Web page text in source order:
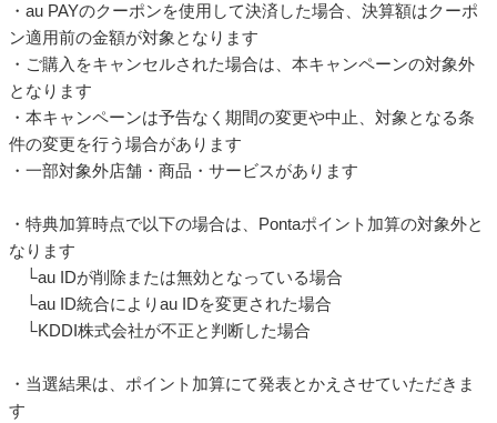
・au PAYのクーポンを使用して決済した場合、決算額はクーポ
ン適用前の金額が対象となります
・ご購入をキャンセルされた場合は、本キャンペーンの対象外
となります
・本キャンペーンは予告なく期間の変更や中止、対象となる条
件の変更を行う場合があります
・一部対象外店舗・商品・サービスがあります
・特典加算時点で以下の場合は、Pontaポイント加算の対象外と
なります
└au IDが削除または無効となっている場合
└au ID統合によりau IDを変更された場合
└KDDI株式会社が不正と判断した場合
・当選結果は、ポイント加算にて発表とかえさせていただきま
す